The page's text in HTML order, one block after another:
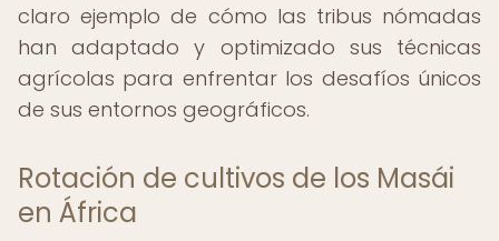
claro ejemplo de cómo las tribus nómadas
han adaptado y optimizado sus técnicas
agrícolas para enfrentar los desafíos únicos
de sus entornos geográficos.
Rotación de cultivos de los Masái
en África